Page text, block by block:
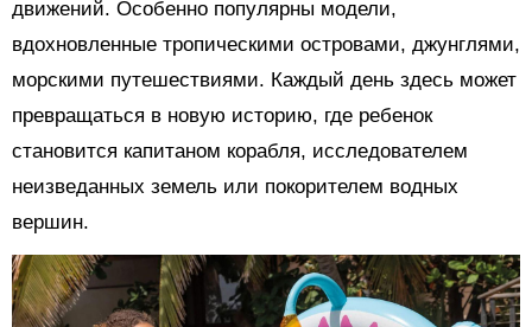
движений. Особенно популярны модели,
вдохновленные тропическими островами, джунглями,
морскими путешествиями. Каждый день здесь может
превращаться в новую историю, где ребенок
становится капитаном корабля, исследователем
неизведанных земель или покорителем водных
вершин.